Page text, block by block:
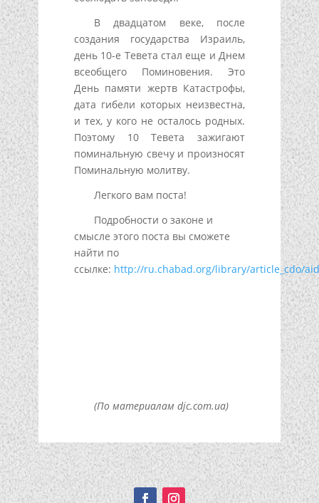
В двадцатом веке, после
создания государства Израиль,
день 10-е Тевета стал еще и Днем
всеобщего Поминовения. Это
День памяти жертв Катастрофы,
дата гибели которых неизвестна,
и тех, у кого не осталось родных.
Поэтому 10 Тевета зажигают
поминальную свечу и произносят
Поминальную молитву.
Легкого вам поста!
Подробности о законе и
смысле этого поста вы сможете
найти по
ссылке: http://ru.chabad.org/library/article_cdo/
(По материалам djc.com.ua)
Подписывайтесь!